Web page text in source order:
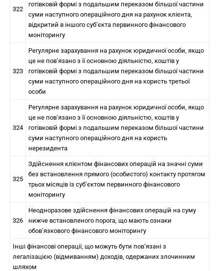
322
готівковій формі з подальшим переказом більшої частини
суми наступного операційного дня на рахунок клієнта,
відкритий в іншого суб’єкта первинного фінансового
моніторингу
323
Регулярне зарахування на рахунок юридичної особи, якщо
це не пов’язано з її основною діяльністю, коштів у
готівковій формі з подальшим переказом більшої частини
суми наступного операційного дня на користь третьої
особи
324
Регулярне зарахування на рахунок юридичної особи, якщо
це не пов’язано з її основною діяльністю, коштів у
готівковій формі з подальшим переказом більшої частини
суми наступного операційного дня на користь
нерезидента
325
Здійснення клієнтом фінансових операцій на значні суми
без встановлення прямого (особистого) контакту протягом
трьох місяців із суб’єктом первинного фінансового
моніторингу
326
Неодноразове здійснення фінансових операцій на суму
нижче встановленого порога, що мають ознаки
обов’язкового фінансового моніторингу
Інші фінансові операції, що можуть бути пов’язані з
легалізацією (відмиванням) доходів, одержаних злочинним
шляхом